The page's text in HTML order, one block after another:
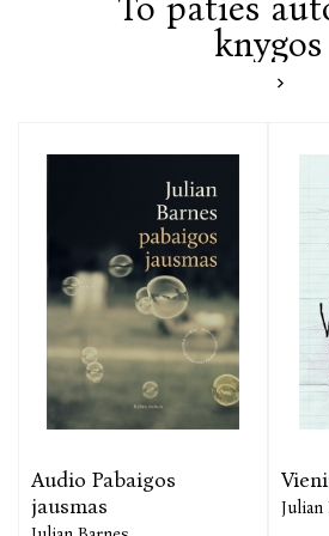
knygos
Audio Pabaigos
jausmas
Julian